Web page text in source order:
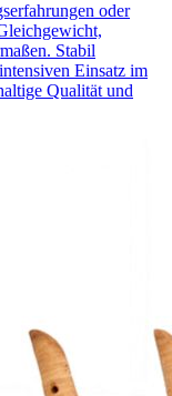
oder
Stabil
Einsatz im
Qualität und